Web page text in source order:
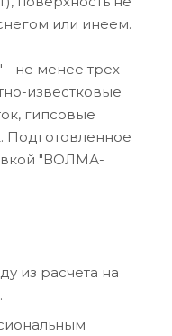
или инеем.
- не менее трех
известковые
гипсовые
Подготовленное
"ВОЛМА-
из расчета на